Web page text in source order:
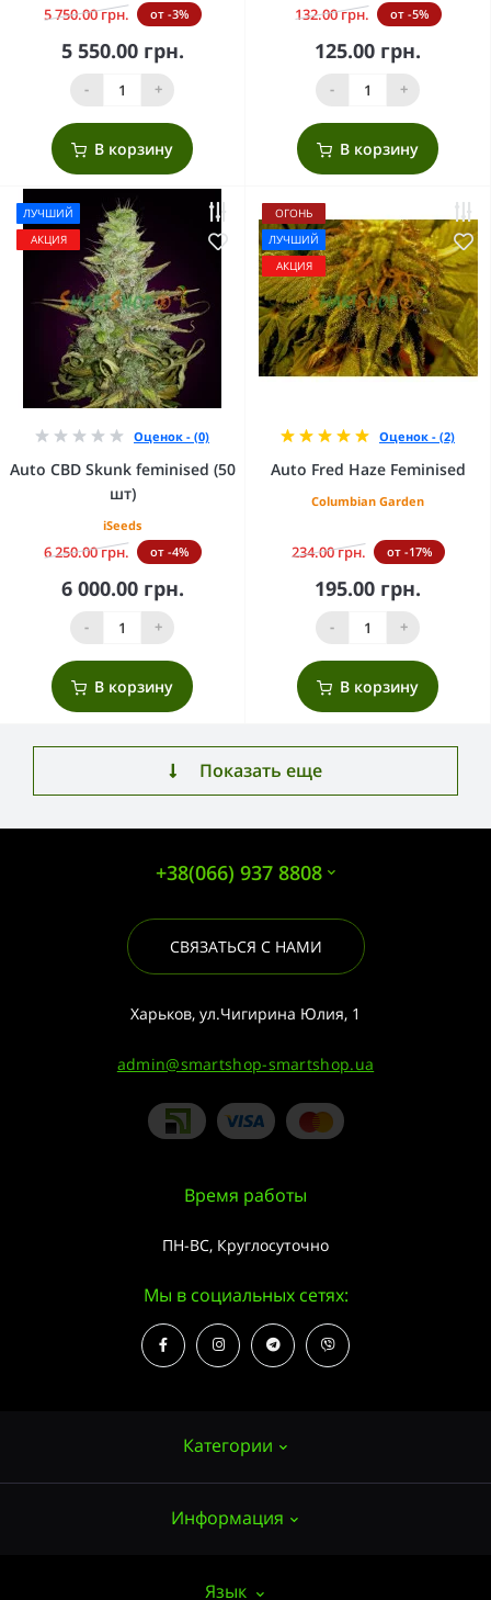
5 750.00 грн. от -3%
5 550.00 грн.
- +
В корзину
132.00 грн. от -5%
125.00 грн.
- +
В корзину
ЛУЧШИЙ
АКЦИЯ
Оценок - (0)
Auto CBD Skunk feminised (50
шт)
iSeeds
6 250.00 грн. от -4%
6 000.00 грн.
- +
В корзину
ОГОНЬ
ЛУЧШИЙ
АКЦИЯ
Оценок - (2)
Auto Fred Haze Feminised
Columbian Garden
234.00 грн. от -17%
195.00 грн.
- +
В корзину
Показать еще
+38(066) 937 8808
СВЯЗАТЬСЯ С НАМИ
Харьков, ул.Чигирина Юлия, 1
admin@smartshop-smartshop.ua
Категории
Информация
Время работы
ПН-ВС, Круглосуточно
Мы в социальных сетях:
Язык